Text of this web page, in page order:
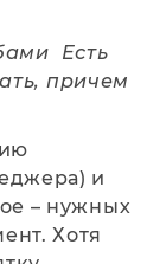
Есть
причем
и
– нужных
Хотя